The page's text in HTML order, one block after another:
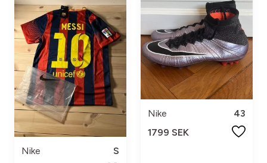
Nike
S
Nike
43
1799 SEK